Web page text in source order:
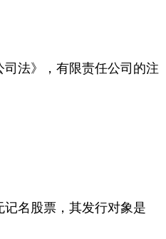
司法》，有限责任公司的注
名股票，其发行对象是